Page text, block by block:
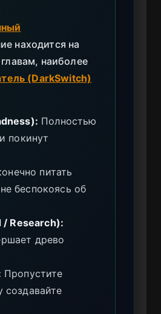
находится на
наиболее
(DarkSwitch)
Полностью
покинут
питать
беспокоясь об
/ Research):
древо
Пропустите
создавайте